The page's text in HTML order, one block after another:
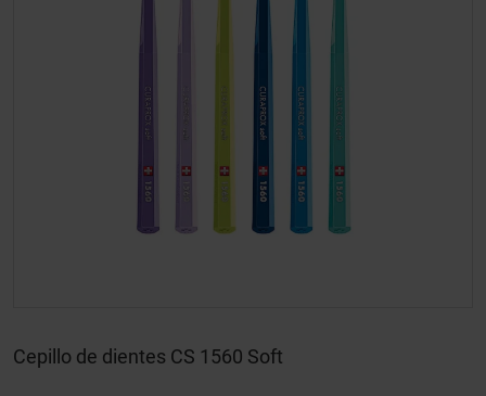
Cepillo de dientes CS 1560 Soft